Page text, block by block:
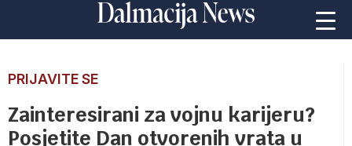
PRIJAVITE SE
Zainteresirani za vojnu karijeru?
Posjetite Dan otvorenih vrata u